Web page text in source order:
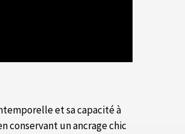
et sa capacité à
conservant un ancrage chic